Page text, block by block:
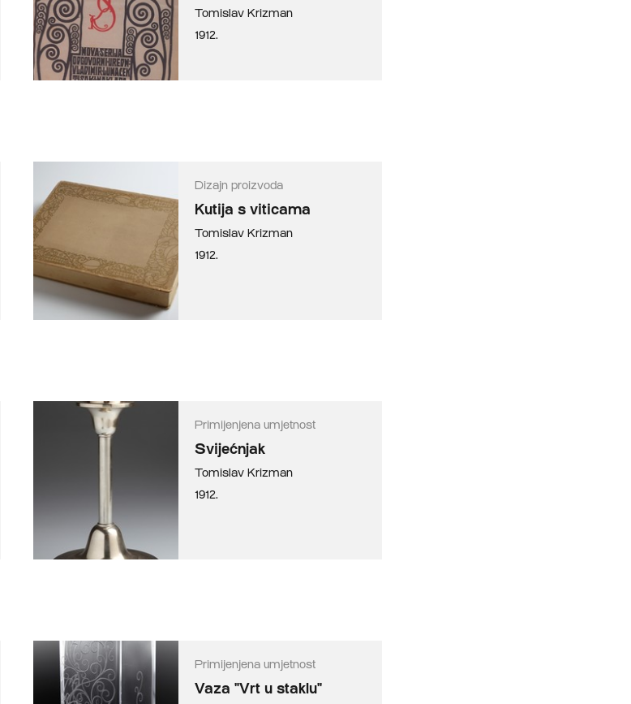
Tomislav Krizman
1912.
Dizajn proizvoda
Kutija s viticama
Tomislav Krizman
1912.
Primijenjena umjetnost
Svijećnjak
Tomislav Krizman
1912.
Primijenjena umjetnost
Vaza "Vrt u staklu"